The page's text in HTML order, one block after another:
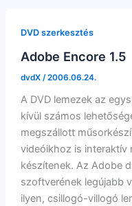
DVD szerkesztés
Adobe Encore 1.5
dvdX /2006.06.24.
A DVD lemezek az
kívül számos
megszállott
videóikhoz is interaktív
készítenek. Az Adobe
szoftverének legújabb
ilyen, csillogó-villogó